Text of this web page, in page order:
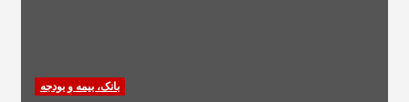
بانک، بیمه و بودجه